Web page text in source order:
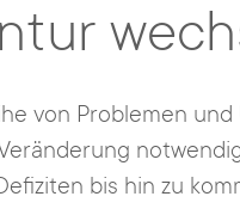
von Problemen
bis hin zu